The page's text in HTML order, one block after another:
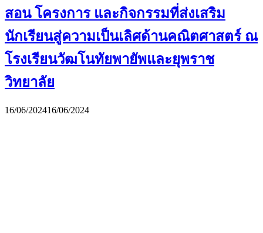
สอน โครงการ และกิจกรรมที่ส่งเสริม
นักเรียนสู่ความเป็นเลิศด้านคณิตศาสตร์ ณ
โรงเรียนวัฒโนทัยพายัพและยุพราช
วิทยาลัย
16/06/202416/06/2024